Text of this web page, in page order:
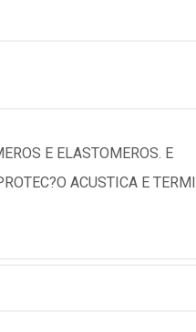
E ELASTOMEROS. E
ACUSTICA E